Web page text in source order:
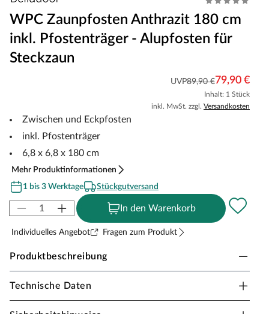
WPC Zaunpfosten Anthrazit 180 cm
inkl. Pfostenträger - Alupfosten für
Steckzaun
UVP89,90 €79,90 €
Inhalt: 1 Stück
inkl. MwSt. zzgl. Versandkosten
Zwischen und Eckpfosten
inkl. Pfostenträger
6,8 x 6,8 x 180 cm
Mehr Produktinformationen
1 bis 3 Werktage
Stückgutversand
In den Warenkorb
Individuelles Angebot Fragen zum Produkt
Produktbeschreibung
WPC Zaunpfosten Anthrazit 180 cm inkl.
Pfostenträger - Alupfosten für Steckzaun
Technische Daten